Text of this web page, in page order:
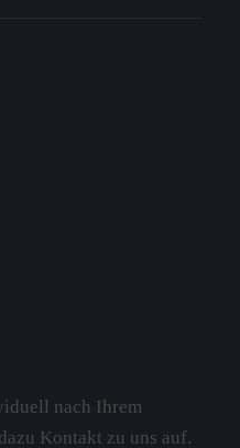
nach Ihrem
Kontakt zu uns auf.